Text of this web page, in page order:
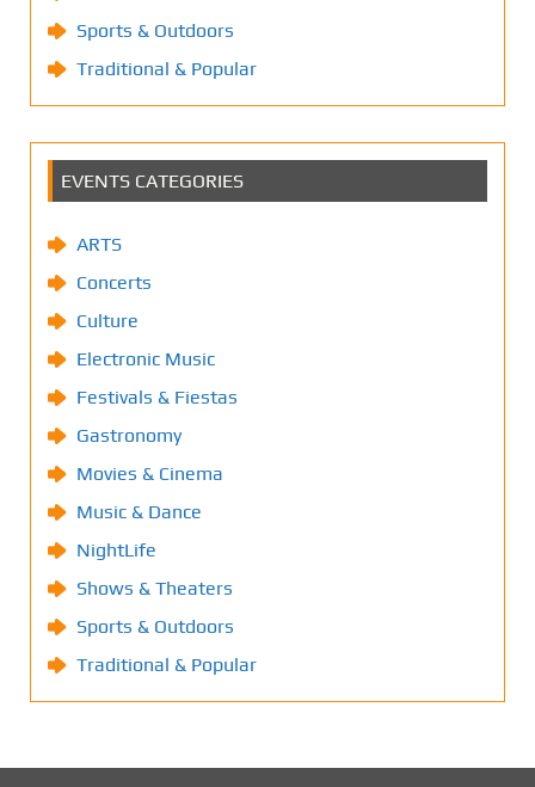
Sports & Outdoors
Traditional & Popular
EVENTS CATEGORIES
ARTS
Concerts
Culture
Electronic Music
Festivals & Fiestas
Gastronomy
Movies & Cinema
Music & Dance
NightLife
Shows & Theaters
Sports & Outdoors
Traditional & Popular